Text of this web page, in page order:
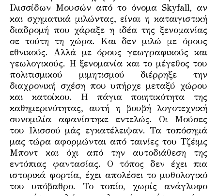
Ιλισσίδων Μουσών από το όνομα Skyfall, αν
και σχηματικά μιλώντας, είναι η καταιγιστική
διαδρομή που χάραξε η ιδέα της ξενομανίας
σε τούτη τη χώρα. Και δεν μιλώ με όρους
εθνικούς. Αλλά με όρους γεωγραφικούς και
γεωλογικούς. Η ξενομανία και το μέγεθος του
πολιτισμικού μιμητισμού διέρρηξε την
διαχρονική σχέση που υπήρχε μεταξύ χώρου
και κατοίκου. Η πάγια ποιητικότητα της
καθημερινότητας, αυτή η βουβή λογοτεχνική
συνομιλία αφανίστηκε εντελώς. Οι Μούσες
του Ιλισσού μάς εγκατέλειψαν. Τα τοπόσημά
μας τώρα αφορμώνται από ταινίες του Τζέιμς
Μποντ και όχι από την αυτοδιάθεση της
εντόπιας φαντασίας. Ο τόπος δεν έχει πια
ιστορικά φορτία, έχει απολέσει το μυθολογικό
του υπόβαθρο. Το τοπίο, χωρίς ανάγλυφο